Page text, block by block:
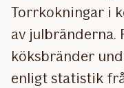
Torrkokningar i
av
köksbränder
enligt statistik